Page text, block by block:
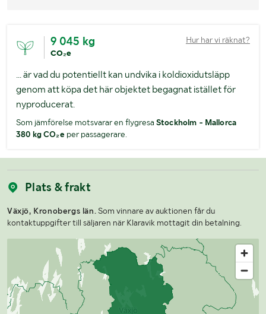
9 045 kg
CO₂e
Hur har vi räknat?
... är vad du potentiellt kan undvika i koldioxidutsläpp
genom att köpa det här objektet begagnat istället för
nyproducerat.
Som jämförelse motsvarar en flygresa Stockholm - Mallorca
380 kg CO₂eper passagerare.
Plats & frakt
Växjö, Kronobergs län.Som vinnare av auktionen får du
kontaktuppgifter till säljaren när Klaravik mottagit din betalning.